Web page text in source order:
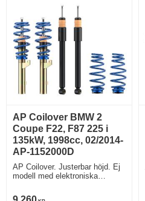
AP Coilover BMW 2
Coupe F22, F87 225 i
135kW, 1998cc, 02/2014-
AP-1152000D
AP Coilover. Justerbar höjd. Ej
modell med elektroniska